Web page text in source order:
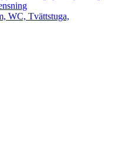
WC, Tvättstuga,